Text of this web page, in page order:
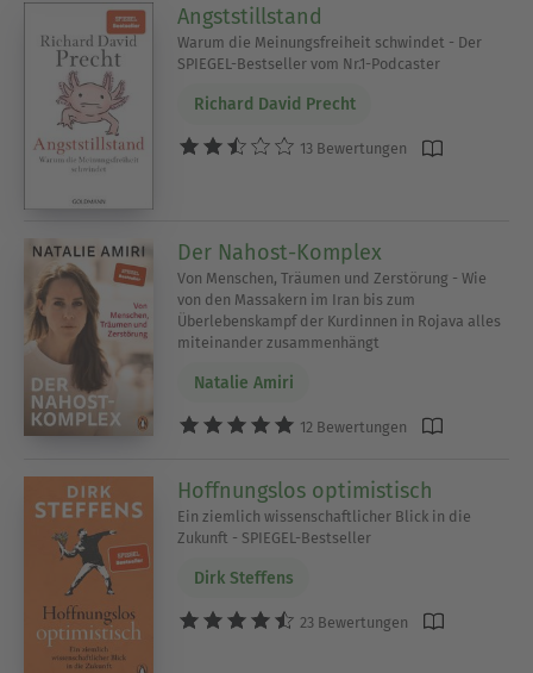
Angststillstand
Warum die Meinungsfreiheit schwindet - Der
SPIEGEL-Bestseller vom Nr.1-Podcaster
Richard David Precht
13 Bewertungen
Der Nahost-Komplex
Von Menschen, Träumen und Zerstörung - Wie
von den Massakern im Iran bis zum
Überlebenskampf der Kurdinnen in Rojava alles
miteinander zusammenhängt
Natalie Amiri
12 Bewertungen
Hoffnungslos optimistisch
Ein ziemlich wissenschaftlicher Blick in die
Zukunft - SPIEGEL-Bestseller
Dirk Steffens
23 Bewertungen